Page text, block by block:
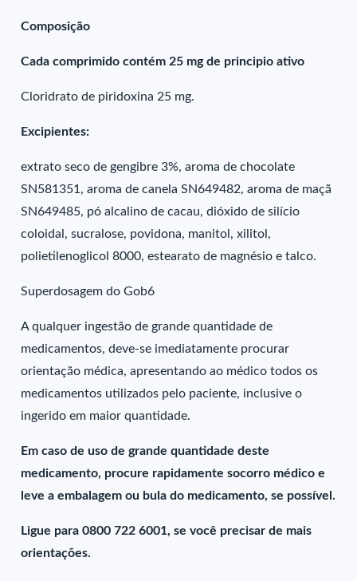
Composição
Cada comprimido contém 25 mg de principio ativo
Cloridrato de piridoxina 25 mg.
Excipientes:
extrato seco de gengibre 3%, aroma de chocolate
SN581351, aroma de canela SN649482, aroma de maçã
SN649485, pó alcalino de cacau, dióxido de silício
coloidal, sucralose, povidona, manitol, xilitol,
polietilenoglicol 8000, estearato de magnésio e talco.
Superdosagem do Gob6
A qualquer ingestão de grande quantidade de
medicamentos, deve-se imediatamente procurar
orientação médica, apresentando ao médico todos os
medicamentos utilizados pelo paciente, inclusive o
ingerido em maior quantidade.
Em caso de uso de grande quantidade deste
medicamento, procure rapidamente socorro médico e
leve a embalagem ou bula do medicamento, se possível.
Ligue para 0800 722 6001, se você precisar de mais
orientações.